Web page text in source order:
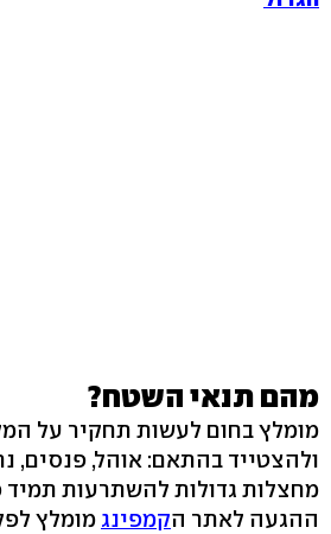
מהם תנאי השטח?
מומלץ בחום לעשות תחקיר על
ולהצטייד בהתאם: אוהל, פנסים,
מחצלות גדולות להשתרעות תמיד
ההגעה לאתר הקמפינג מומלץ